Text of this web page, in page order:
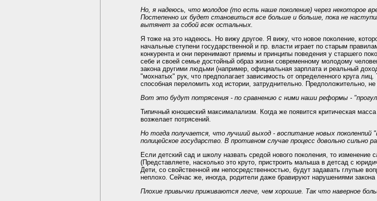
Но, я надеюсь, что молодое (то есть наше поколение) через некоторое
Постепенно их будет становиться все больше и больше, пока не
вытянет за собой всех остальных.
Я тоже на это надеюсь. Но вижу другое. Я вижу, что новое поколение,
начальные ступени государственной и пр. власти играет по старым
конкурента и они перенимают приемы и принципы поведения у старшего
себе и своей семье достойный образ жизни современному молодому
закона другими людьми (например, официальная зарплата и реальный
"мохнатых" рук, что предполагает зависимость от определенного круга
способная переломить ход истории, затруднительно. Предположительно,
Вот это будут потрясения - по сравнению с ними наши реформы -
Типичный юношеский максималализм. Когда же появится критическая
возжелает потрясений.
Но тогда получается, что лучший выход - воспитание новых
полицейское государство. В противном случае процесс довольно сильно
Если детский сад и школу назвать средой нового поколения, то
(Представляете, насколько это круто, пристроить малыша в детсад с
Дети, со свойственной им непосредственностью, будут задавать глупые
неплохо. Сейчас же, иногда, родители даже бравируют нарушениями
Плохие привычки приживаются легче, чем хорошие. Так что наверное